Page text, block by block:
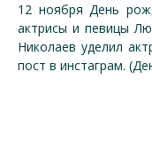
12 ноября День
актрисы и певицы
Николаев уделил
пост в инстаграм.